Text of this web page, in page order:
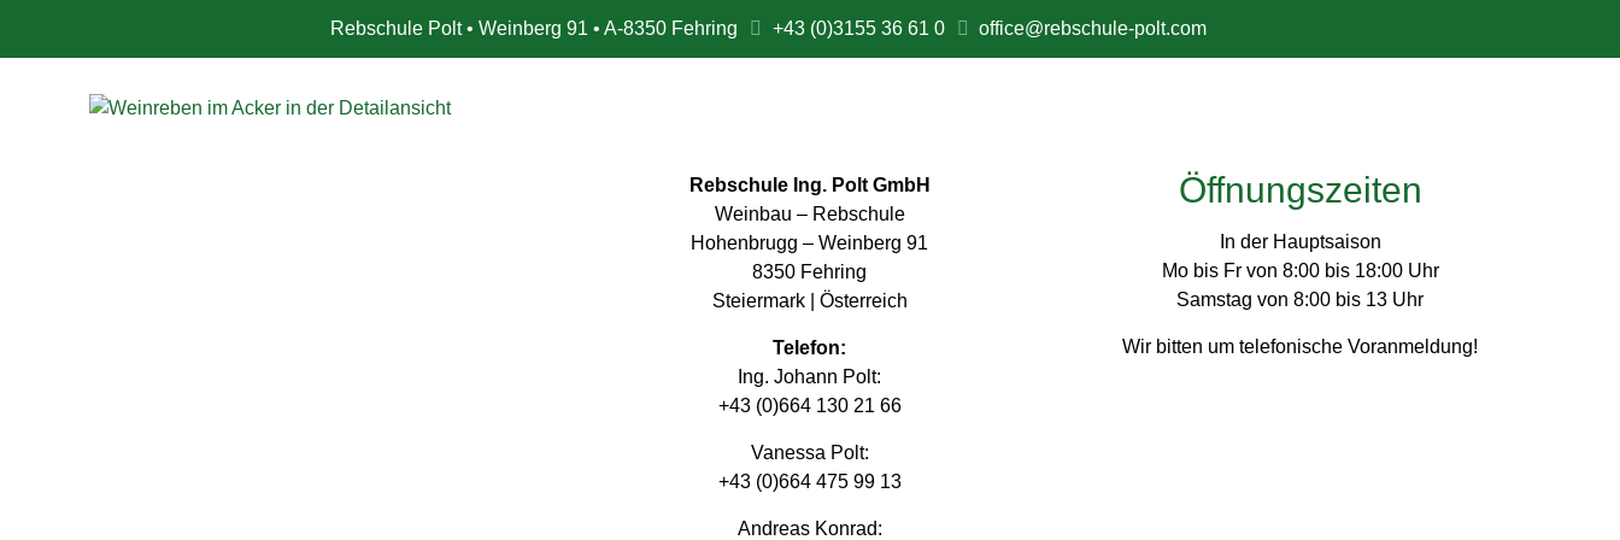
Rebschule Polt • Weinberg 91 • A-8350 Fehring +43 (0)3155 36 61 0 office@rebschule-polt.com
Rebschule Ing. Polt GmbH
Weinbau – Rebschule
Hohenbrugg – Weinberg 91
8350 Fehring
Steiermark | Österreich
Telefon:
Ing. Johann Polt:
+43 (0)664 130 21 66
Vanessa Polt:
+43 (0)664 475 99 13
Andreas Konrad:
Öffnungszeiten
In der Hauptsaison
Mo bis Fr von 8:00 bis 18:00 Uhr
Samstag von 8:00 bis 13 Uhr
Wir bitten um telefonische Voranmeldung!